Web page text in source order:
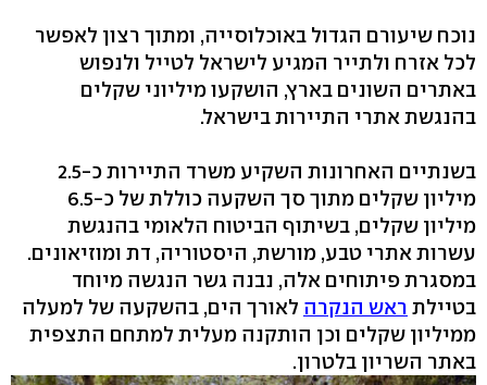
נוכח שיעורם הגדול באוכלוסייה, ומתוך רצון לאפשר
לכל אזרח ולתייר המגיע לישראל לטייל ולנפוש
באתרים השונים בארץ, הושקעו מיליוני שקלים
בהנגשת אתרי התיירות בישראל.
בשנתיים האחרונות השקיע משרד התיירות כ-2.5
מיליון שקלים מתוך סך השקעה כוללת של כ-6.5
מיליון שקלים, בשיתוף הביטוח הלאומי בהנגשת
עשרות אתרי טבע, מורשת, היסטוריה, דת ומוזיאונים.
במסגרת פיתוחים אלה, נבנה גשר הנגשה מיוחד
בטיילת ראש הנקרה לאורך הים, בהשקעה של למעלה
ממיליון שקלים וכן הותקנה מעלית למתחם התצפית
באתר השריון בלטרון.